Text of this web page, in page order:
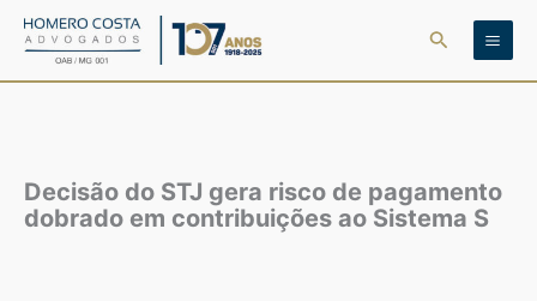
para
Pesquisar
Decisão do STJ gera risco de pagamento
dobrado em contribuições ao Sistema S